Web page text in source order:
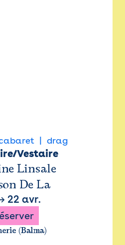
drag
Vestaire
Linsale
De La
22 avr.
(Balma)